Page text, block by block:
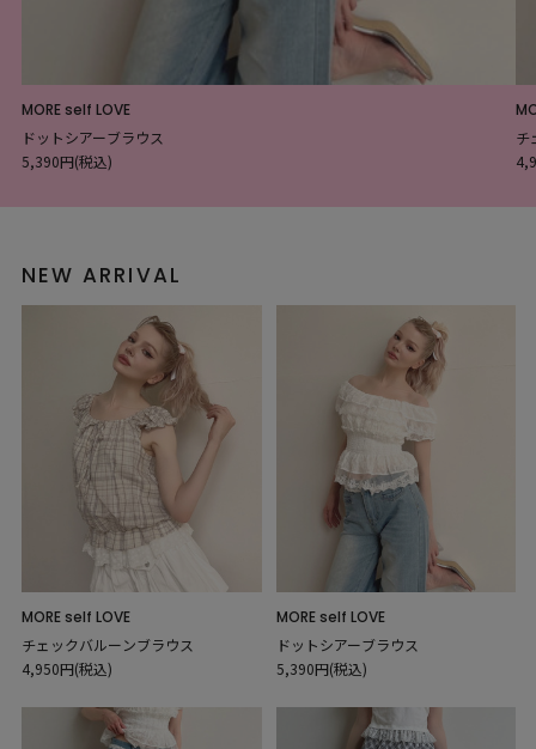
MORE self LOVE
ドットシアーブラウス
5,390円(税込)
チ
NEW ARRIVAL
MORE self LOVE
チェックバルーンブラウス
4,950円(税込)
MORE self LOVE
ドットシアーブラウス
5,390円(税込)